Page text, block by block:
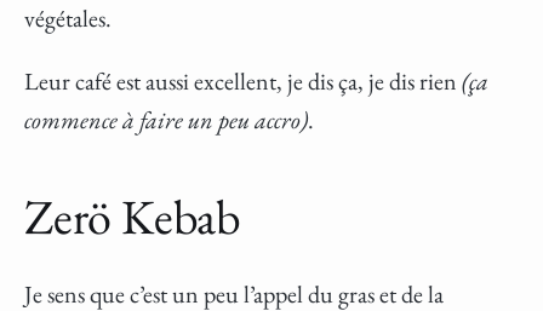
végétales.
Leur café est aussi excellent, je dis ça, je dis rien(ça
commence à faire un peu accro).
Zerö Kebab
Je sens que c’est un peu l’appel du gras et de la